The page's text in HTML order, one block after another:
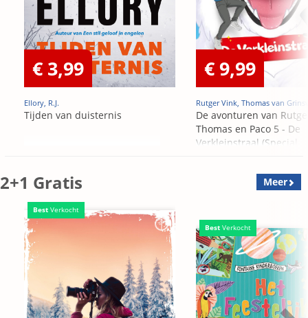
€ 3,99
Ellory, R.J.
Tijden van duisternis
€ 9,99
Rutger Vink, Thomas van
De avonturen van
Thomas en Paco 5 - De
Verkleinstraal (Special
2+1 Gratis Meer
Best Verkocht
Best Verkocht